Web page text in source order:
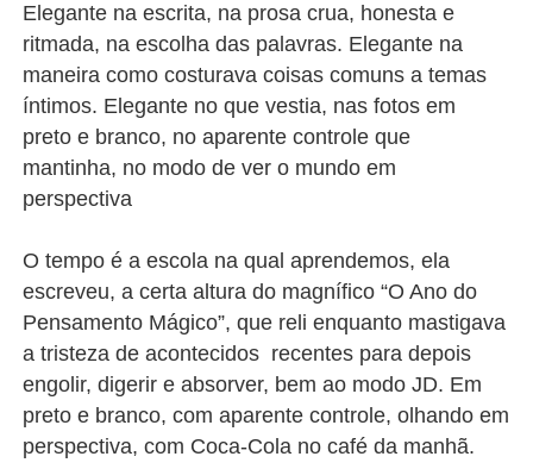
Elegante na escrita, na prosa crua, honesta e
ritmada, na escolha das palavras. Elegante na
maneira como costurava coisas comuns a temas
íntimos. Elegante no que vestia, nas fotos em
preto e branco, no aparente controle que
mantinha, no modo de ver o mundo em
perspectiva
O tempo é a escola na qual aprendemos, ela
escreveu, a certa altura do magnífico “O Ano do
Pensamento Mágico”, que reli enquanto mastigava
a tristeza de acontecidos recentes para depois
engolir, digerir e absorver, bem ao modo JD. Em
preto e branco, com aparente controle, olhando em
perspectiva, com Coca-Cola no café da manhã.